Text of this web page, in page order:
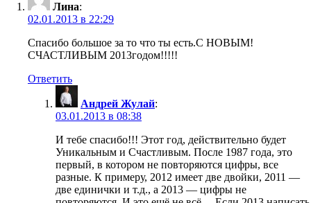
Лина:
02.01.2013 в 22:29
Спасибо большое за то что ты есть.С НОВЫМ!
СЧАСТЛИВЫМ 2013годом!!!!!
Ответить
Андрей Жулай:
03.01.2013 в 08:38
И тебе спасибо!!! Этот год, действительно будет
Уникальным и Счастливым. После 1987 года, это
первый, в котором не повторяются цифры, все
разные. К примеру, 2012 имеет две двойки, 2011 —
две единички и т.д., а 2013 — цифры не